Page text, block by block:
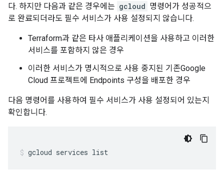
다. 하지만 다음과 같은 경우에는 gcloud 명령어가 성공적으
로 완료되더라도 필수 서비스가 사용 설정되지 않습니다.
Terraform과 같은 타사 애플리케이션을 사용하고 이러한
서비스를 포함하지 않은 경우
이러한 서비스가 명시적으로 사용 중지된 기존Google
Cloud 프로젝트에 Endpoints 구성을 배포한 경우
다음 명령어를 사용하여 필수 서비스가 사용 설정되어 있는지
확인합니다.
gcloud services list